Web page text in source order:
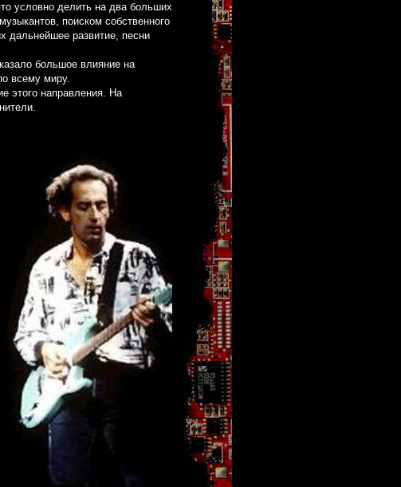
условно делить на два больших
поиском собственного
дальнейшее развитие, песни
большое влияние на
всему миру.
этого направления. На